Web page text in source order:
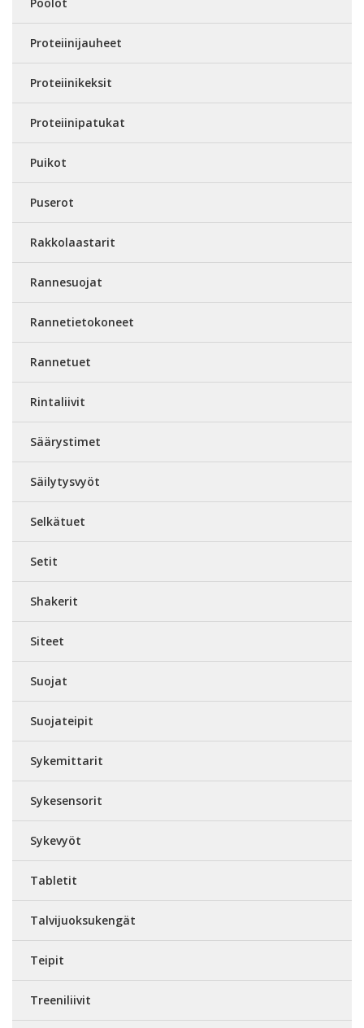
Proteiinijauheet
Proteiinikeksit
Proteiinipatukat
Puikot
Puserot
Rakkolaastarit
Rannesuojat
Rannetietokoneet
Rannetuet
Rintaliivit
Säärystimet
Säilytysvyöt
Selkätuet
Setit
Shakerit
Siteet
Suojat
Suojateipit
Sykemittarit
Sykesensorit
Sykevyöt
Tabletit
Talvijuoksukengät
Teipit
Treeniliivit